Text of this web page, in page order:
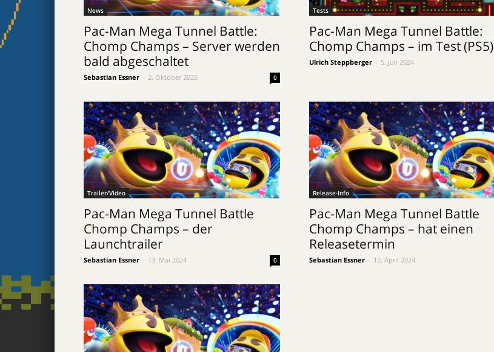
News
Pac-Man Mega Tunnel Battle:
Chomp Champs – Server werden
bald abgeschaltet
Sebastian Essner 2. Oktober 2025 0
Tests
Pac-Man Mega Tunnel Battle:
Chomp Champs – im Test (PS5)
Ulrich Steppberger 5. Juli 2024
Trailer/Video
Pac-Man Mega Tunnel Battle
Chomp Champs – der
Launchtrailer
Sebastian Essner 13. Mai 2024 0
Release-Info
Pac-Man Mega Tunnel Battle
Chomp Champs – hat einen
Releasetermin
Sebastian Essner 12. April 2024